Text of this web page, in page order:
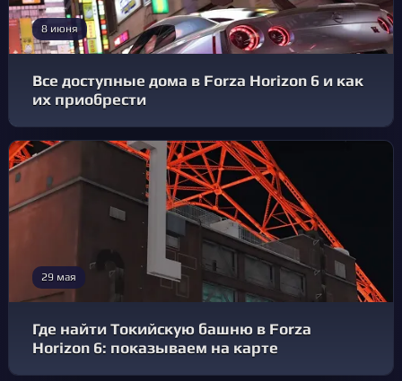
8 июня
Все доступные дома в Forza Horizon 6 и как
их приобрести
29 мая
Где найти Токийскую башню в Forza
Horizon 6: показываем на карте